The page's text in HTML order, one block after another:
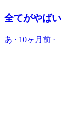
全てがやばい
あ · 10ヶ月前 ·